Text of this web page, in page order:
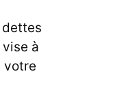
à
votre